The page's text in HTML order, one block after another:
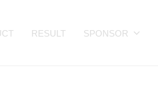
RESULT SPONSOR